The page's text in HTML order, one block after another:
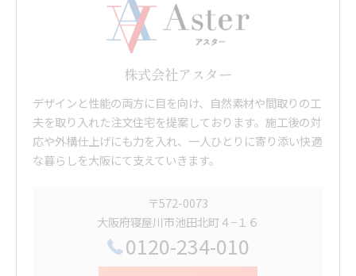
株式会社アスター
デザインと性能の両方に目を向け、自然素材や間取りの工
夫を取り入れた注文住宅を提案しております。施工後の対
応や外構仕上げにも力を入れ、一人ひとりに寄り添い快適
な暮らしを大阪にて支えていきます。
〒572-0073
大阪府寝屋川市池田北町４−１６
0120-234-010